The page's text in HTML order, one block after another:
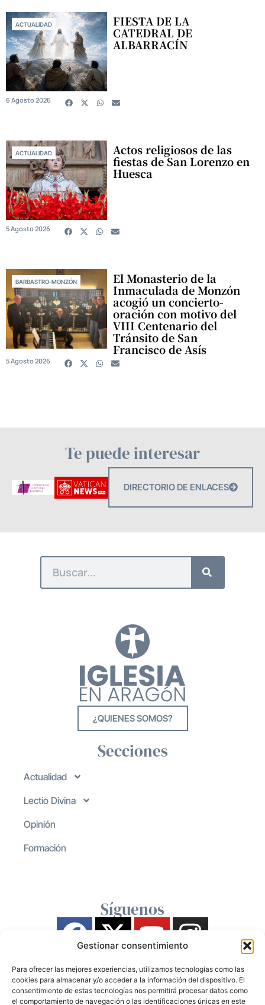
Gestionar consentimiento
Para ofrecer las mejores experiencias, utilizamos tecnologías como las
cookies para almacenar y/o acceder a la información del dispositivo. El
consentimiento de estas tecnologías nos permitirá procesar datos como
el comportamiento de navegación o las identificaciones únicas en este
ACTUALIDAD FIESTA DE LA
CATEDRAL DE
ALBARRACÍN
6 Agosto 2026
ACTUALIDAD Actos religiosos de las
fiestas de San Lorenzo en
Huesca
5 Agosto 2026
BARBASTRO-MONZÓN El Monasterio de la
Inmaculada de Monzón
acogió un concierto-
oración con motivo del
VIII Centenario del
Tránsito de San
Francisco de Asís
5 Agosto 2026
Te puede interesar
DIRECTORIO DE ENLACES
¿QUIENES SOMOS?
Secciones
Actualidad
Lectio Divina
Opinión
Formación
Síguenos